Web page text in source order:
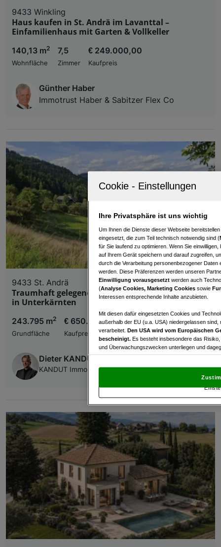
9433 Winkling
Haus kaufen in St. Andrä im Lavanttal –
Einfamilienhaus mit Garten & Vollkeller
140,13 m2
Wohnfläche
7,5
Zimmer
€ 249.000,00
Kaufpreis
Günther Haber
Immotrust Haber & Sabitzer Flex Co
9433 St. Andrä
Traumhaft gelegene Landwirtschaft mit Hofstelle
in Unterkärnten
243.795 m2
Grundfläche
€ 650.000,00
Kaufpreis
Dieter KANDUT
KANDUT Immobilien, Franchisepartner s REAL
Ihre Privatsphäre ist uns wichtig
Um Ihnen die Dienste dieser Webseite
eingesetzt, die zum Teil technisch notwendig sind (
für Sie laufend zu optimieren. Wenn Sie
auf Ihrem Gerät speichern und darauf zugreifen,
durch die Verarbeitung personenbezogener
werden. Diese Präferenzen werden unseren
Einwilligung vorausgesetzt werden auch
(Analyse Cookies, Marketing Cookies sowie
Interessen entsprechende Inhalte anzubieten.
Mit diesen dafür eingesetzten Cookies und
außerhalb der EU (u.a. USA) niedergelassen
verarbeitet. Den USA wird vom Europäischen
bescheinigt. Es besteht insbesondere das
und Überwachungszwecken unterliegen und
und Widerspruch gegen die Verarbeitung auf der
„Cookie Einstellungen“, die sich auf jeder Seite
Wir und unsere Partner
Verwendung genauer Standortdaten.
Zugriff auf Informationen auf einem Endgerät.
und der Performance von Inhalten,
Liste der Partner (Lieferanten)